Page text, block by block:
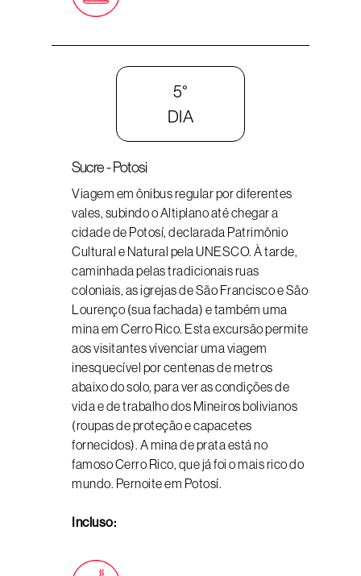
5°
DIA
Sucre - Potosi
Viagem em ônibus regular por diferentes
vales, subindo o Altiplano até chegar a
cidade de Potosí, declarada Patrimônio
Cultural e Natural pela UNESCO. À tarde,
caminhada pelas tradicionais ruas
coloniais, as igrejas de São Francisco e São
Lourenço (sua fachada) e também uma
mina em Cerro Rico. Esta excursão permite
aos visitantes vivenciar uma viagem
inesquecível por centenas de metros
abaixo do solo, para ver as condições de
vida e de trabalho dos Mineiros bolivianos
(roupas de proteção e capacetes
fornecidos). A mina de prata está no
famoso Cerro Rico, que já foi o mais rico do
mundo. Pernoite em Potosí.
Incluso: